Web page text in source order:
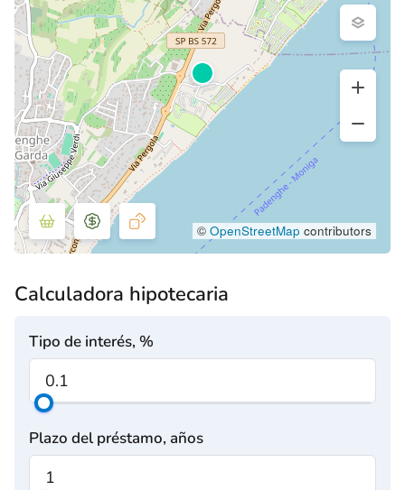
© OpenStreetMap contributors
Calculadora hipotecaria
Tipo de interés, %
Plazo del préstamo, años